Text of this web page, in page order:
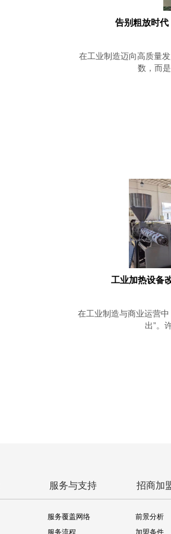
告别粗放时
在工业制造迈向高质量
数，而
工业加热设备
在工业制造与商业运营
出”。
服务与支持
服务覆盖网络
服务流程
招商加
前景分析
加盟条件